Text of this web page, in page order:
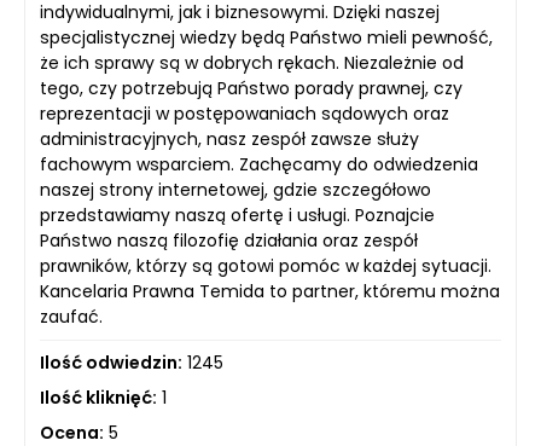
indywidualnymi, jak i biznesowymi. Dzięki naszej
specjalistycznej wiedzy będą Państwo mieli pewność,
że ich sprawy są w dobrych rękach. Niezależnie od
tego, czy potrzebują Państwo porady prawnej, czy
reprezentacji w postępowaniach sądowych oraz
administracyjnych, nasz zespół zawsze służy
fachowym wsparciem. Zachęcamy do odwiedzenia
naszej strony internetowej, gdzie szczegółowo
przedstawiamy naszą ofertę i usługi. Poznajcie
Państwo naszą filozofię działania oraz zespół
prawników, którzy są gotowi pomóc w każdej sytuacji.
Kancelaria Prawna Temida to partner, któremu można
zaufać.
Ilość odwiedzin: 1245
Ilość kliknięć: 1
Ocena: 5